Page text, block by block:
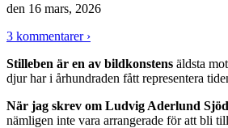
den 16 mars, 2026
3 kommentarer ›
Stilleben är en av bildkonstens äldsta
djur har i århundraden fått representera
När jag skrev om Ludvig Aderlund
nämligen inte vara arrangerade för att bli